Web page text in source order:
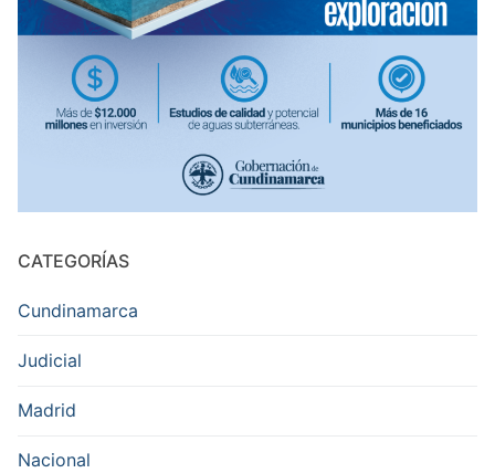
CATEGORÍAS
Cundinamarca
Judicial
Madrid
Nacional